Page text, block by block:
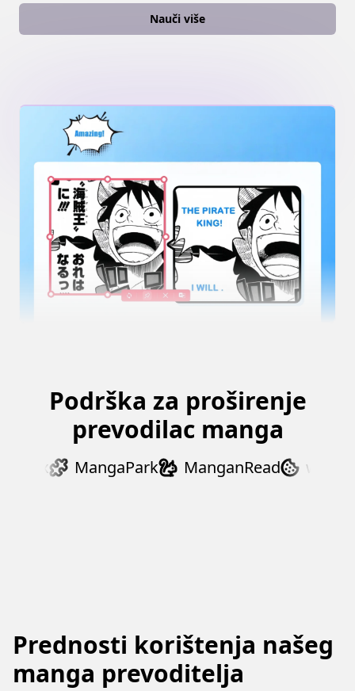
Nauči više
Podrška za proširenje
prevodilac manga
MangaPark ManganRead
Prednosti korištenja našeg
manga prevoditelja